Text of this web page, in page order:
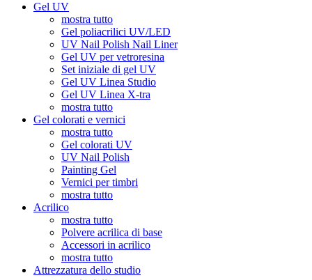
Gel UV
mostra tutto
Gel poliacrilici UV/LED
UV Nail Polish Nail Liner
Gel UV per vetroresina
Set iniziale di gel UV
Gel UV Linea Studio
Gel UV Linea X-tra
mostra tutto
Gel colorati e vernici
mostra tutto
Gel colorati UV
UV Nail Polish
Painting Gel
Vernici per timbri
mostra tutto
Acrilico
mostra tutto
Polvere acrilica di base
Accessori in acrilico
mostra tutto
Attrezzatura dello studio